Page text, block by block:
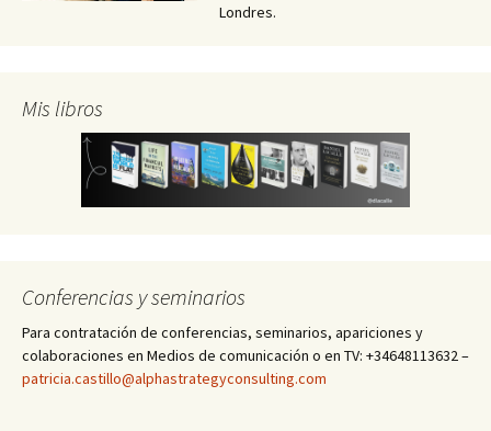
Londres.
Mis libros
Conferencias y seminarios
Para contratación de conferencias, seminarios, apariciones y
colaboraciones en Medios de comunicación o en TV: +34648113632 –
patricia.castillo@alphastrategyconsulting.com